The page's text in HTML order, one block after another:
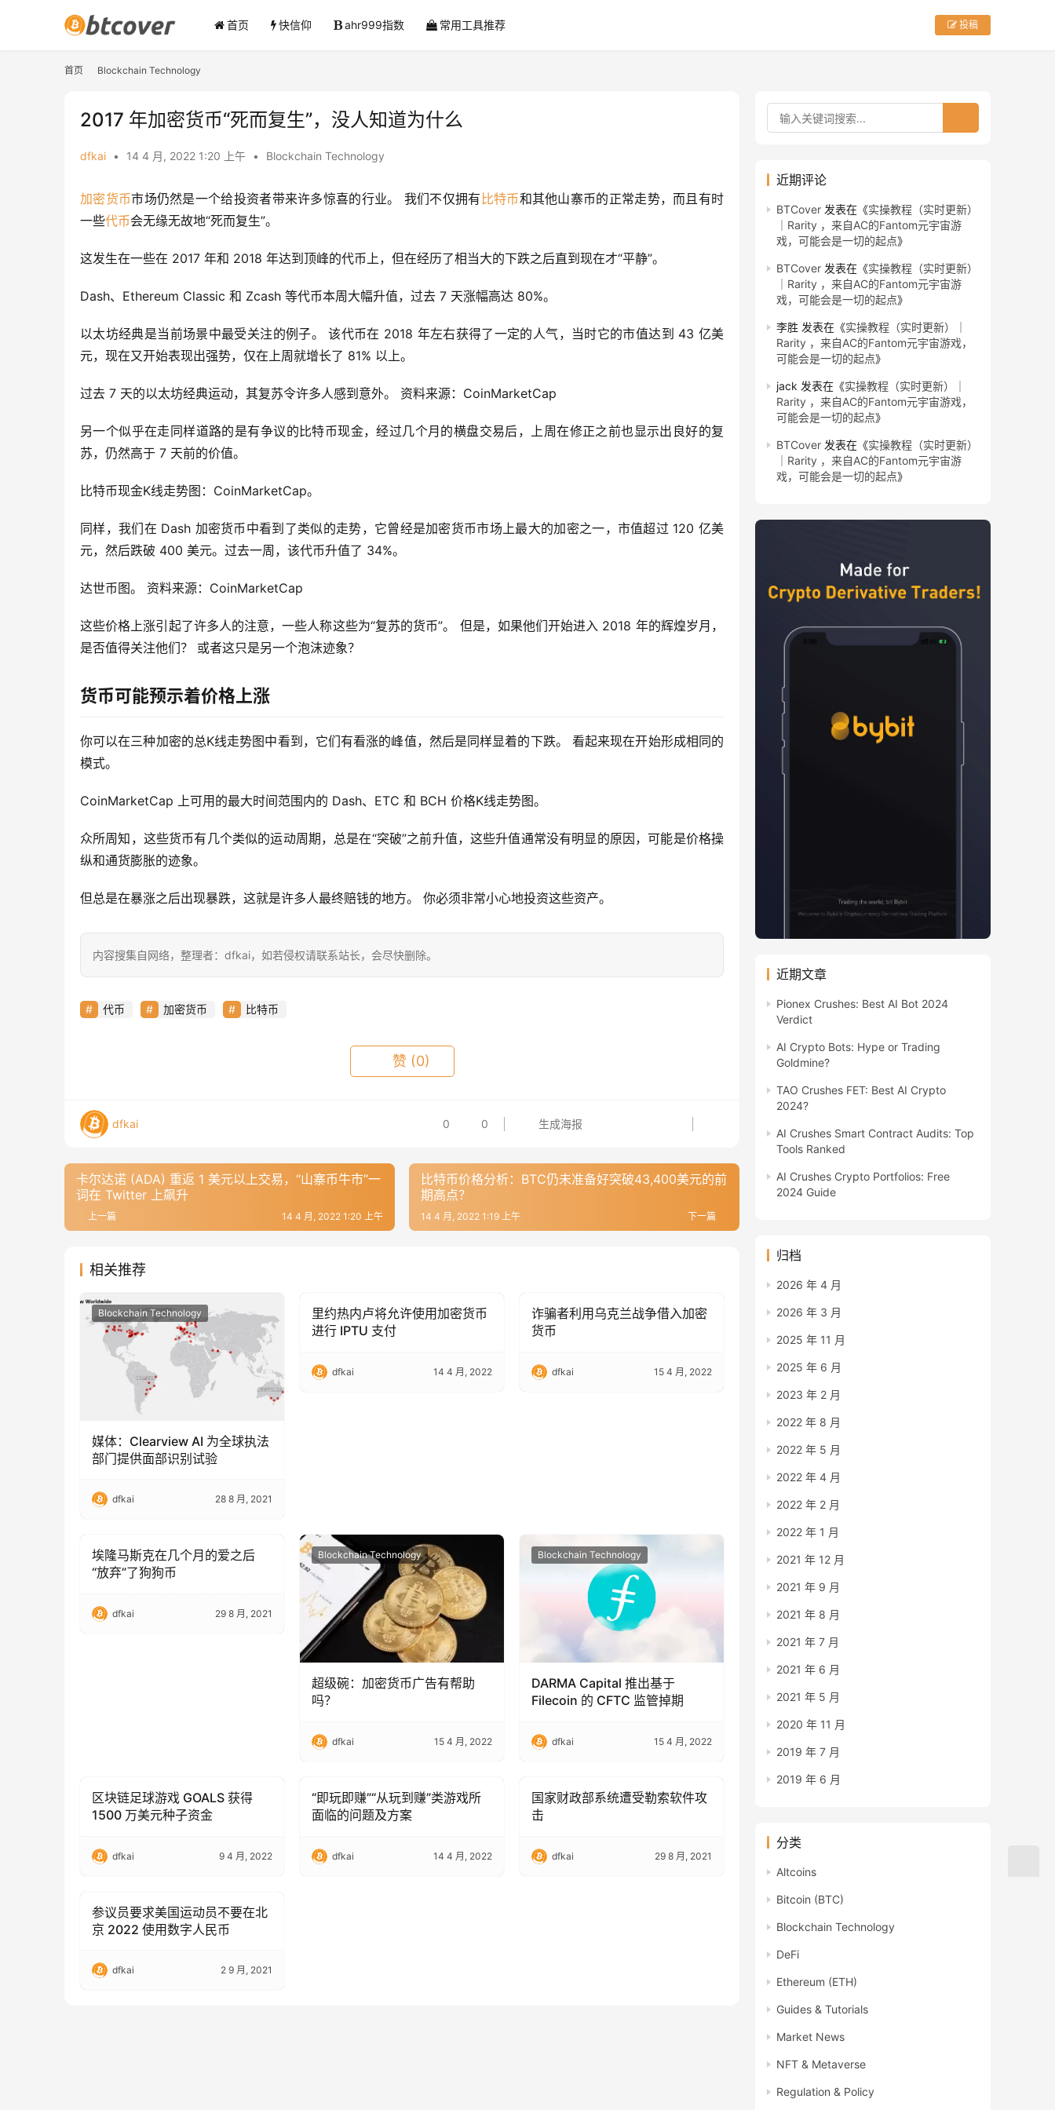
首页 快信仰 ahr999指数 常用工具推荐 投稿
首页 Blockchain Technology
2017 年加密货币“死而复生”，没人知道为什么
dfkai • 14 4 月, 2022 1:20 上午 • Blockchain Technology
加密货币市场仍然是一个给投资者带来许多惊喜的行业。 我们不仅拥有 比特币和其他山寨币的正常走势，而且有时
一些代币会无缘无故地“死而复生”。
这发生在一些在 2017 年和 2018 年达到顶峰的代币上，但在经历了相当大的下跌之后直到现在才“平静”。
Dash、Ethereum Classic 和 Zcash 等代币本周大幅升值，过去 7 天涨幅高达 80%。
以太坊经典是当前场景中最受关注的例子。 该代币在 2018 年左右获得了一定的人气，当时它的市值达到 43 亿美
元，现在又开始表现出强势，仅在上周就增长了 81% 以上。
过去 7 天的以太坊经典运动，其复苏令许多人感到意外。 资料来源：CoinMarketCap
另一个似乎在走同样道路的是有争议的比特币现金，经过几个月的横盘交易后，上周在修正之前也显示出良好的复
苏，仍然高于 7 天前的价值。
比特币现金K线走势图：CoinMarketCap。
同样，我们在 Dash 加密货币中看到了类似的走势，它曾经是加密货币市场上最大的加密之一，市值超过 120 亿美
元，然后跌破 400 美元。过去一周，该代币升值了 34%。
达世币图。 资料来源：CoinMarketCap
这些价格上涨引起了许多人的注意，一些人称这些为“复苏的货币”。 但是，如果他们开始进入 2018 年的辉煌岁月，
是否值得关注他们？ 或者这只是另一个泡沫迹象？
货币可能预示着价格上涨
你可以在三种加密的总K线走势图中看到，它们有看涨的峰值，然后是同样显着的下跌。 看起来现在开始形成相同的
模式。
CoinMarketCap 上可用的最大时间范围内的 Dash、ETC 和 BCH 价格K线走势图。
众所周知，这些货币有几个类似的运动周期，总是在“突破”之前升值，这些升值通常没有明显的原因，可能是价格操
纵和通货膨胀的迹象。
但总是在暴涨之后出现暴跌，这就是许多人最终赔钱的地方。 你必须非常小心地投资这些资产。
内容搜集自网络，整理者：dfkai，如若侵权请联系站长，会尽快删除。
代币 加密货币 比特币
赞 (0)
dfkai 0 0 生成海报
卡尔达诺 (ADA) 重返 1 美元以上交易，“山寨币牛市”一
词在 Twitter 上飙升
上一篇 14 4 月, 2022 1:20 上午
比特币价格分析：BTC仍未准备好突破43,400美元的前
期高点？
下一篇
14 4 月, 2022 1:19 上午
相关推荐
Blockchain Technology
媒体：Clearview AI 为全球执法
部门提供面部识别试验
dfkai 28 8 月, 2021
Blockchain Technology
里约热内卢将允许使用加密货币
进行 IPTU 支付
dfkai 14 4 月, 2022
Blockchain Technology
诈骗者利用乌克兰战争借入加密
货币
dfkai 15 4 月, 2022
Blockchain Technology
埃隆马斯克在几个月的爱之后
“放弃”了狗狗币
dfkai 29 8 月, 2021
Blockchain Technology
超级碗：加密货币广告有帮助
吗？
dfkai 15 4 月, 2022
Blockchain Technology
DARMA Capital 推出基于
Filecoin 的 CFTC 监管掉期
dfkai 15 4 月, 2022
Blockchain Technology
区块链足球游戏 GOALS 获得
1500 万美元种子资金
dfkai 9 4 月, 2022
Blockchain Technology
“即玩即赚”“从玩到赚”类游戏所
面临的问题及方案
dfkai 14 4 月, 2022
Blockchain Technology
国家财政部系统遭受勒索软件攻
击
dfkai 29 8 月, 2021
Blockchain Technology
参议员要求美国运动员不要在北
京 2022 使用数字人民币
dfkai 2 9 月, 2021
近期评论
BTCover 发表在《实操教程（实时更新）
｜Rarity ，来自AC的Fantom元宇宙游
戏，可能会是一切的起点》
BTCover 发表在《实操教程（实时更新）
｜Rarity ，来自AC的Fantom元宇宙游
戏，可能会是一切的起点》
李胜 发表在《实操教程（实时更新）｜
Rarity ，来自AC的Fantom元宇宙游戏，
可能会是一切的起点》
jack 发表在《实操教程（实时更新）｜
Rarity ，来自AC的Fantom元宇宙游戏，
可能会是一切的起点》
BTCover 发表在《实操教程（实时更新）
｜Rarity ，来自AC的Fantom元宇宙游
戏，可能会是一切的起点》
近期文章
Pionex Crushes: Best AI Bot 2024
Verdict
AI Crypto Bots: Hype or Trading
Goldmine?
TAO Crushes FET: Best AI Crypto
2024?
AI Crushes Smart Contract Audits: Top
Tools Ranked
AI Crushes Crypto Portfolios: Free
2024 Guide
归档
2026 年 4 月
2026 年 3 月
2025 年 11 月
2025 年 6 月
2023 年 2 月
2022 年 8 月
2022 年 5 月
2022 年 4 月
2022 年 2 月
2022 年 1 月
2021 年 12 月
2021 年 9 月
2021 年 8 月
2021 年 7 月
2021 年 6 月
2021 年 5 月
2020 年 11 月
2019 年 7 月
2019 年 6 月
分类
Altcoins
Bitcoin (BTC)
Blockchain Technology
DeFi
Ethereum (ETH)
Guides & Tutorials
Market News
NFT & Metaverse
Regulation & Policy